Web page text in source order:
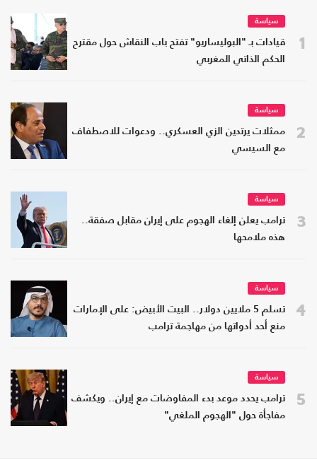
1
سياسة
قيادات بـ "البوليساريو" تفتح باب النقاش حول مقترح
الحكم الذاتي المغربي
2
سياسة
ممثلات يرتدين الزي العسكري.. ودعوات للاصطفاف
مع السيسي
3
سياسة
ترامب يعلن إلغاء الهجوم على إيران مقابل صفقة..
هذه ملامحها
4
سياسة
تسلم 5 ملايين دولار.. البيت الأبيض: على الإمارات
منع أحد أدواتها من مهاجمة ترامب
5
سياسة
ترامب يحدد موعد بدء المفاوضات مع إيران.. ويكشف
مفاجأة حول "الهجوم الملغي"